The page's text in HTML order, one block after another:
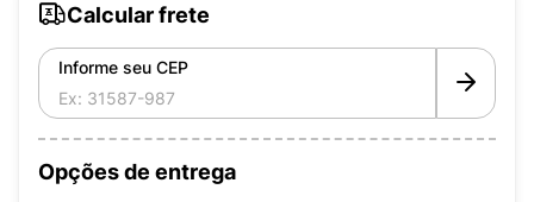
Calcular frete
Informe seu CEP
Opções de entrega